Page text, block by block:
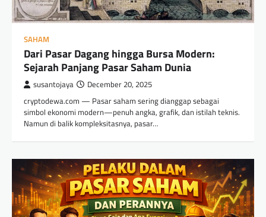
SAHAM
Dari Pasar Dagang hingga Bursa Modern:
Sejarah Panjang Pasar Saham Dunia
susantojaya December 20, 2025
cryptodewa.com — Pasar saham sering dianggap sebagai
simbol ekonomi modern—penuh angka, grafik, dan istilah teknis.
Namun di balik kompleksitasnya, pasar…